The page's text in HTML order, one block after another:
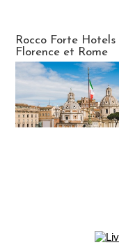
Rocco Forte
Florence et Rome